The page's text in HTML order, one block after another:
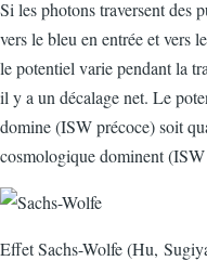
Si les photons traversent des
vers le bleu en entrée et vers
le potentiel varie pendant la
il y a un décalage net. Le
domine (ISW précoce) soit
cosmologique dominent
Effet Sachs-Wolfe (Hu,